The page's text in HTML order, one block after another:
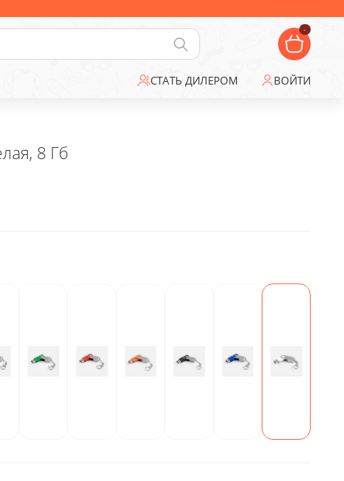
-
СТАТЬ ДИЛЕРОМ ВОЙТИ
8 Гб